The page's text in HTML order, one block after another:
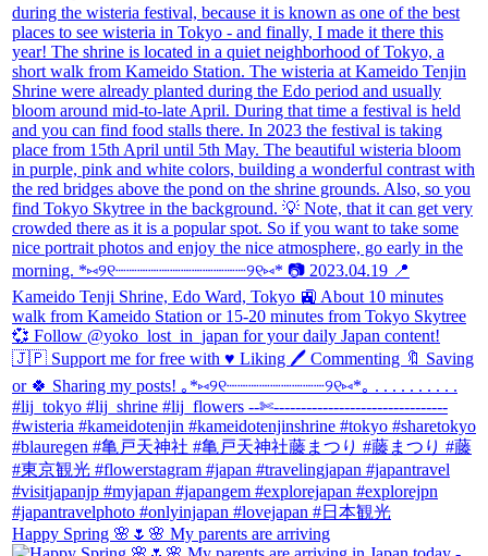
Happy Spring 🌸🌷🌸 My parents are arriving